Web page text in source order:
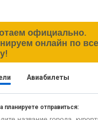
официально.
онлайн по